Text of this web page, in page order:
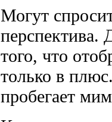
Могут
перспектива.
того, что
только в
пробегает